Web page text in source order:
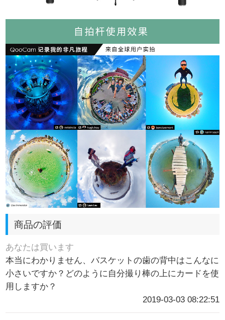
商品の評価
あなたは買います
本当にわかりません、バスケットの歯の背中はこんなに
小さいですか？どのように自分撮り棒の上にカードを使
用しますか？
2019-03-03 08:22:51